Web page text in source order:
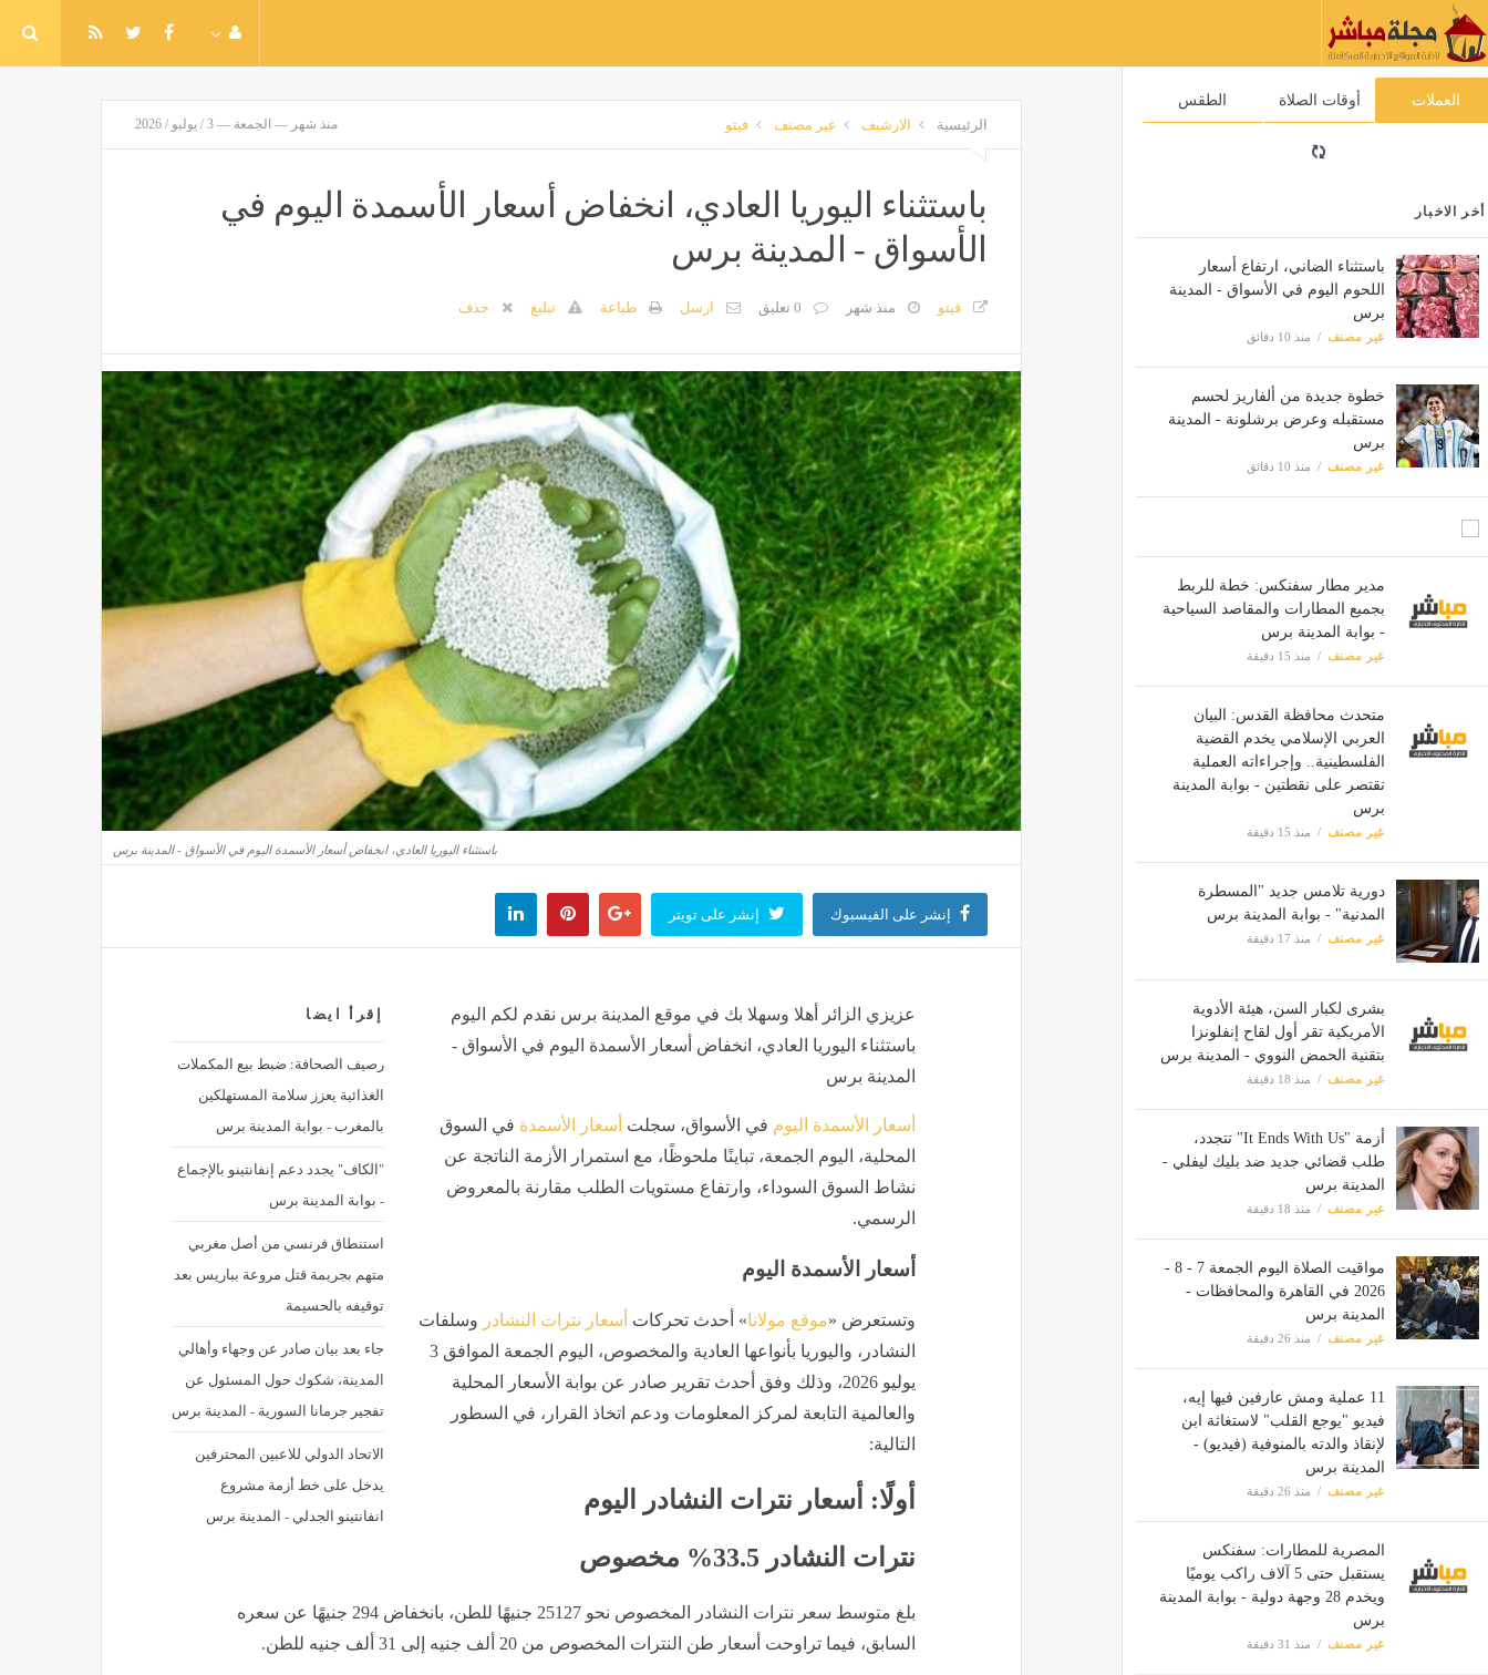
العملات أوقات الصلاة الطقس
أخر الاخبار
باستثناء الضاني، ارتفاع أسعار
اللحوم اليوم في الأسواق - المدينة
برس
غير مصنف منذ 10 دقائق
خطوة جديدة من ألفاريز لحسم
مستقبله وعرض برشلونة - المدينة
برس
غير مصنف منذ 10 دقائق
مدير مطار سفنكس: خطة للربط
بجميع المطارات والمقاصد السياحية
- بوابة المدينة برس
غير مصنف منذ 15 دقيقة
متحدث محافظة القدس: البيان
العربي الإسلامي يخدم القضية
الفلسطينية.. وإجراءاته العملية
تقتصر على نقطتين - بوابة المدينة
برس
غير مصنف منذ 15 دقيقة
دورية تلامس جديد "المسطرة
المدنية" - بوابة المدينة برس
غير مصنف منذ 17 دقيقة
بشرى لكبار السن، هيئة الأدوية
الأمريكية تقر أول لقاح إنفلونزا
بتقنية الحمض النووي - المدينة برس
غير مصنف منذ 18 دقيقة
أزمة "It Ends With Us" تتجدد،
طلب قضائي جديد ضد بليك ليفلي -
المدينة برس
غير مصنف منذ 18 دقيقة
مواقيت الصلاة اليوم الجمعة 7 - 8 -
2026 في القاهرة والمحافظات -
المدينة برس
غير مصنف منذ 26 دقيقة
11 عملية ومش عارفين فيها إيه،
فيديو "يوجع القلب" لاستغاثة ابن
لإنقاذ والدته بالمنوفية (فيديو) -
المدينة برس
غير مصنف منذ 26 دقيقة
المصرية للمطارات: سفنكس
يستقبل حتى 5 آلاف راكب يوميًا
ويخدم 28 وجهة دولية - بوابة المدينة
برس
غير مصنف منذ 31 دقيقة
الرئيسية الارشيف غير مصنف فيتو منذ شهر — الجمعة — 3 / يوليو / 2026
باستثناء اليوريا العادي، انخفاض أسعار الأسمدة اليوم في
الأسواق - المدينة برس
فيتو منذ شهر 0 تعليق ارسل طباعة تبليغ حذف
باستثناء اليوريا العادي، انخفاض أسعار الأسمدة اليوم في الأسواق - المدينة برس
إنشر على الفيسبوك إنشر على تويتر
إقرأ ايضا
رصيف الصحافة: ضبط بيع المكملات
الغذائية يعزز سلامة المستهلكين
بالمغرب - بوابة المدينة برس
"الكاف" يجدد دعم إنفانتينو بالإجماع
- بوابة المدينة برس
استنطاق فرنسي من أصل مغربي
متهم بجريمة قتل مروعة بباريس بعد
توقيفه بالحسيمة
جاء بعد بيان صادر عن وجهاء وأهالي
المدينة، شكوك حول المسئول عن
تفجير جرمانا السورية - المدينة برس
الاتحاد الدولي للاعبين المحترفين
يدخل على خط أزمة مشروع
انفانتينو الجدلي - المدينة برس
عزيزي الزائر أهلا وسهلا بك في موقع المدينة برس نقدم لكم اليوم
باستثناء اليوريا العادي، انخفاض أسعار الأسمدة اليوم في الأسواق -
المدينة برس
أسعار الأسمدة اليوم في الأسواق، سجلت أسعار الأسمدة في السوق
المحلية، اليوم الجمعة، تباينًا ملحوظًا، مع استمرار الأزمة الناتجة عن
نشاط السوق السوداء، وارتفاع مستويات الطلب مقارنة بالمعروض
الرسمي.
أسعار الأسمدة اليوم
وتستعرض «موقع مولانا» أحدث تحركات أسعار نترات النشادر وسلفات
النشادر، واليوريا بأنواعها العادية والمخصوص، اليوم الجمعة الموافق 3
يوليو 2026
، وذلك وفق أحدث تقرير صادر عن بوابة الأسعار المحلية
والعالمية التابعة لمركز المعلومات ودعم اتخاذ القرار ، في السطور
التالية:
أولًا: أسعار نترات النشادر اليوم
نترات النشادر 33.5% مخصوص
بلغ متوسط سعر نترات النشادر المخصوص نحو 25127 جنيهًا للطن، بانخفاض 294 جنيهًا عن سعره
السابق، فيما تراوحت أسعار طن النترات المخصوص من 20 ألف جنيه إلى 31 ألف جنيه للطن.